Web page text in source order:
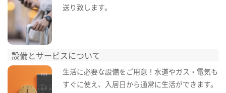
送り致します。
設備とサービスについて
生活に必要な設備をご用意！水道やガス・電気も
すぐに使え、入居日から通常に生活ができます。